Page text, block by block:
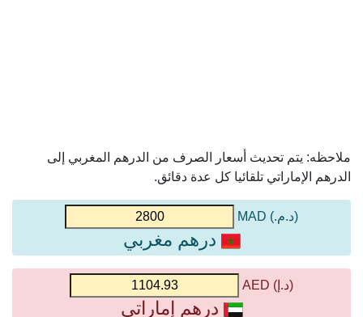
ملاحظه: يتم تحديث أسعار الصرف من الدرهم المغربي إلى
الدرهم الإماراتي تلقائيا كل عدة دقائق.
(د.م.) MAD
درهم مغربي
(د.إ) AED
درهم إماراتي